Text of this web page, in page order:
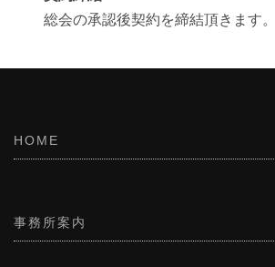
総会の承認後契約を締結頂きます。
HOME
事務所案内